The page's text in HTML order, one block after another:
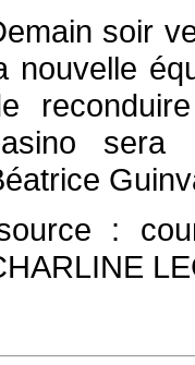
soir
nouvelle
sera
: